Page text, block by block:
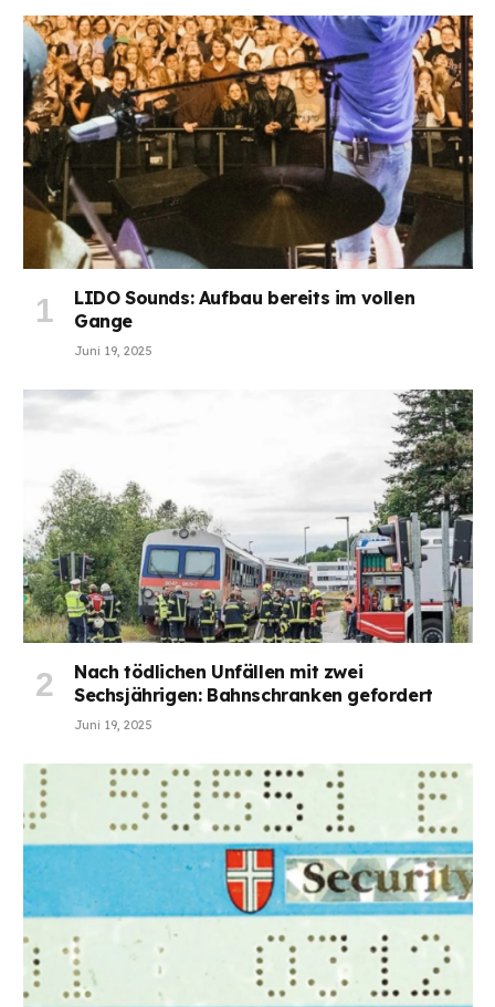
LIDO Sounds: Aufbau bereits im vollen
Gange
Juni 19, 2025
Nach tödlichen Unfällen mit zwei
Sechsjährigen: Bahnschranken gefordert
Juni 19, 2025